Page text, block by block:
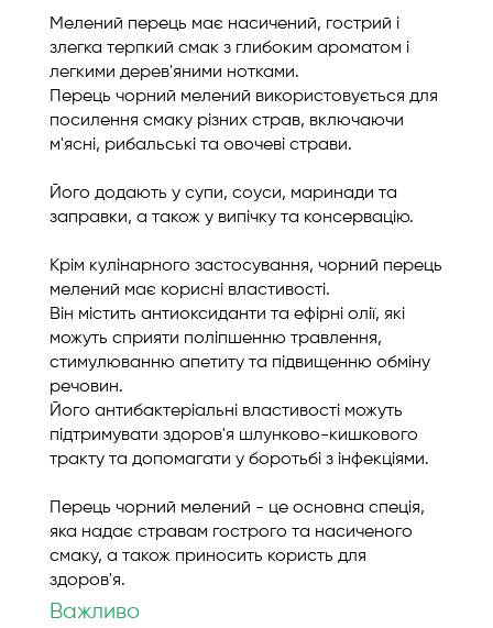
Мелений перець має насичений, гострий і
злегка терпкий смак з глибоким ароматом і
легкими дерев'яними нотками.
Перець чорний мелений використовується для
посилення смаку різних страв, включаючи
м'ясні, рибальські та овочеві страви.
Його додають у супи, соуси, маринади та
заправки, а також у випічку та консервацію.
Крім кулінарного застосування, чорний перець
мелений має корисні властивості.
Він містить антиоксиданти та ефірні олії, які
можуть сприяти поліпшенню травлення,
стимулюванню апетиту та підвищенню обміну
речовин.
Його антибактеріальні властивості можуть
підтримувати здоров'я шлунково-кишкового
тракту та допомагати у боротьбі з інфекціями.
Перець чорний мелений - це основна спеція,
яка надає стравам гострого та насиченого
смаку, а також приносить користь для
здоров'я.
Важливо